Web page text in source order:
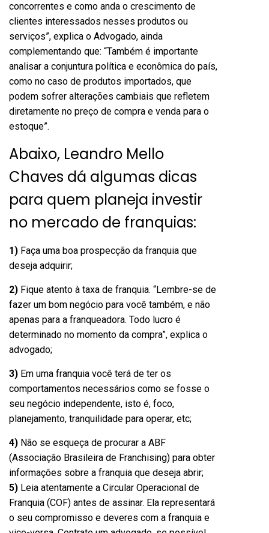
concorrentes e como anda o crescimento de
clientes interessados nesses produtos ou
serviços”, explica o Advogado, ainda
complementando que: “Também é importante
analisar a conjuntura política e econômica do país,
como no caso de produtos importados, que
podem sofrer alterações cambiais que refletem
diretamente no preço de compra e venda para o
estoque”.
Abaixo, Leandro Mello
Chaves dá algumas dicas
para quem planeja investir
no mercado de franquias:
1) Faça uma boa prospecção da franquia que
deseja adquirir;
2) Fique atento à taxa de franquia. “Lembre-se de
fazer um bom negócio para você também, e não
apenas para a franqueadora. Todo lucro é
determinado no momento da compra”, explica o
advogado;
3) Em uma franquia você terá de ter os
comportamentos necessários como se fosse o
seu negócio independente, isto é, foco,
planejamento, tranquilidade para operar, etc;
4) Não se esqueça de procurar a ABF
(Associação Brasileira de Franchising) para obter
informações sobre a franquia que deseja abrir;
5) Leia atentamente a Circular Operacional de
Franquia (COF) antes de assinar. Ela representará
o seu compromisso e deveres com a franquia e